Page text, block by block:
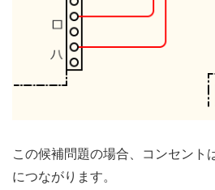
この候補問題の場合、コンセント
につながります。